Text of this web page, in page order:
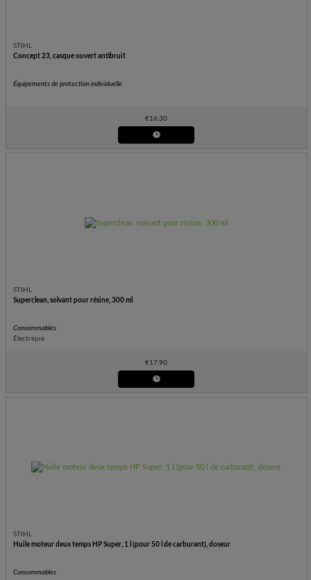
STIHL
Concept 23, casque ouvert antibruit
Équipements de protection individuelle
€16.30
STIHL
Superclean, solvant pour résine, 300 ml
Consommables
Électrique
€17.90
STIHL
Huile moteur deux temps HP Super, 1 l (pour 50 l de carburant), doseur
Consommables